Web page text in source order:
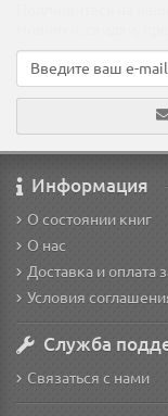
Информация
О состоянии книг
О нас
Доставка и оплата
Условия
Служба
Связаться с нами